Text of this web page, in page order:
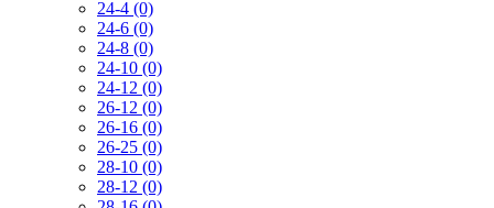
24-4 (0)
24-6 (0)
24-8 (0)
24-10 (0)
24-12 (0)
26-12 (0)
26-16 (0)
26-25 (0)
28-10 (0)
28-12 (0)